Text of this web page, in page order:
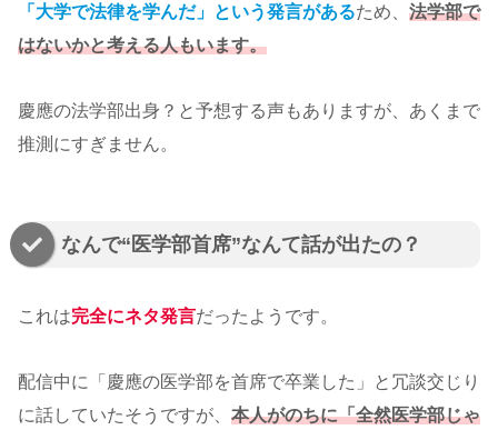
「大学で法律を学んだ」という発言があるため、 法学部で
はないかと考える人もいます。
慶應の法学部出身？と予想する声もありますが、あくまで
推測にすぎません。
なんで“医学部首席”なんて話が出たの？
これは完全にネタ発言だったようです。
配信中に「慶應の医学部を首席で卒業した」と冗談交じり
に話していたそうですが、 本人がのちに「全然医学部じゃ